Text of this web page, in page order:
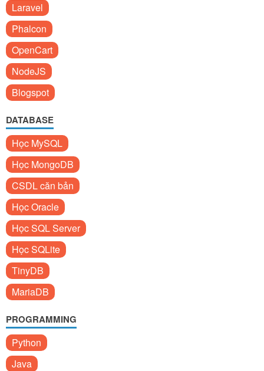
Laravel
Phalcon
OpenCart
NodeJS
Blogspot
DATABASE
Học MySQL
Học MongoDB
CSDL căn bản
Học Oracle
Học SQL Server
Học SQLite
TinyDB
MariaDB
PROGRAMMING
Python
Java